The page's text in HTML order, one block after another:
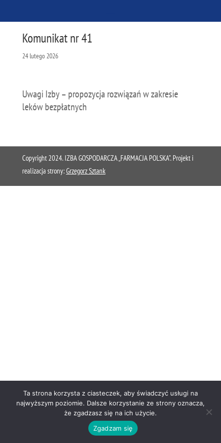
Komunikat nr 41
24 lutego 2026
Uwagi Izby – propozycja rozwiązań w zakresie
leków bezpłatnych
Copyright 2024. IZBA GOSPODARCZA „FARMACJA POLSKA”. Projekt i
realizacja strony:Grzegorz Sztank
Ta strona korzysta z ciasteczek, aby świadczyć usługi na
najwyższym poziomie. Dalsze korzystanie ze strony oznacza,
że zgadzasz się na ich użycie.
Zgadzam się